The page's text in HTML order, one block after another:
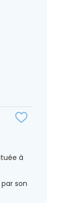
à
son